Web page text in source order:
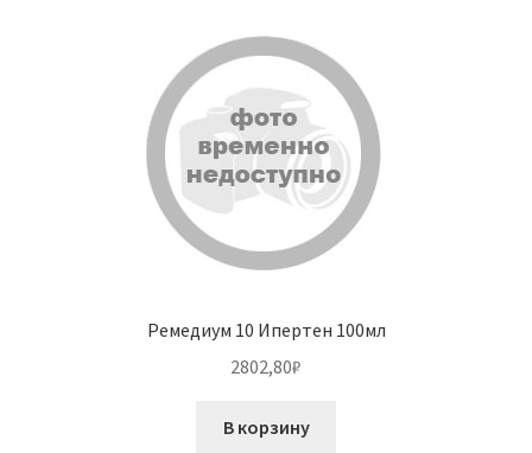
Ремедиум 10 Ипертен 100мл
2802,80₽
В корзину